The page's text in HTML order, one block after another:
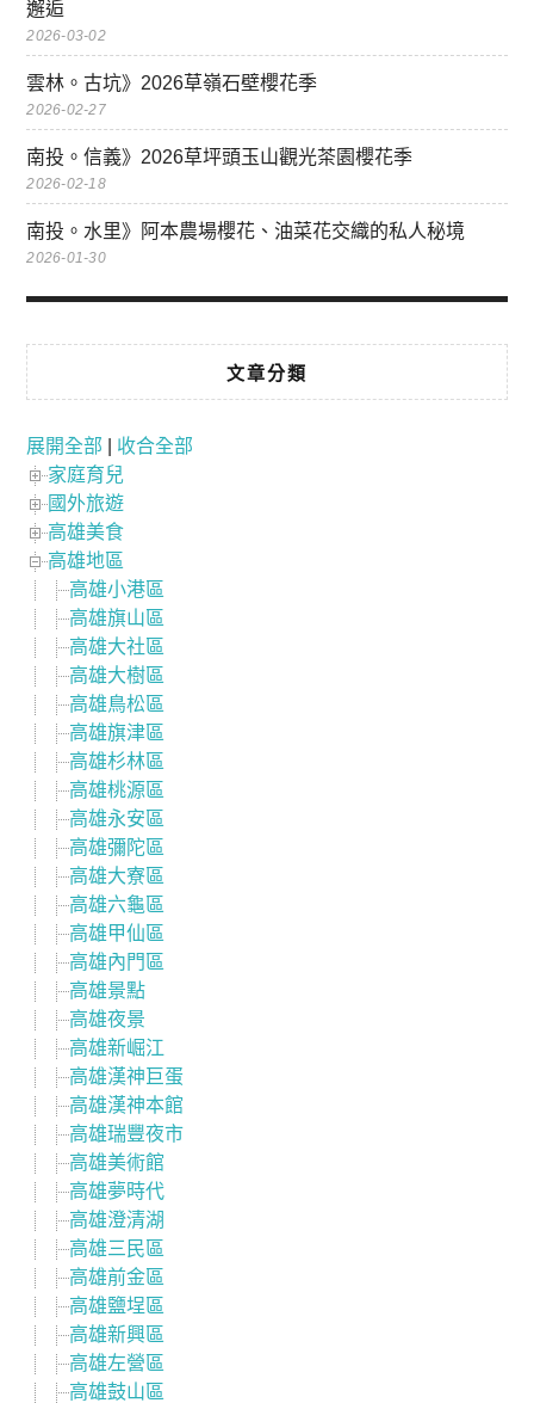
邂逅
2026-03-02
雲林。古坑》2026草嶺石壁櫻花季
2026-02-27
南投。信義》2026草坪頭玉山觀光茶園櫻花季
2026-02-18
南投。水里》阿本農場櫻花、油菜花交織的私人秘境
2026-01-30
文章分類
展開全部
收合全部
家庭育兒
國外旅遊
高雄美食
高雄地區
高雄小港區
高雄旗山區
高雄大社區
高雄大樹區
高雄鳥松區
高雄旗津區
高雄杉林區
高雄桃源區
高雄永安區
高雄彌陀區
高雄大寮區
高雄六龜區
高雄甲仙區
高雄內門區
高雄景點
高雄夜景
高雄新崛江
高雄漢神巨蛋
高雄漢神本館
高雄瑞豐夜市
高雄美術館
高雄夢時代
高雄澄清湖
高雄三民區
高雄前金區
高雄鹽埕區
高雄新興區
高雄左營區
高雄鼓山區